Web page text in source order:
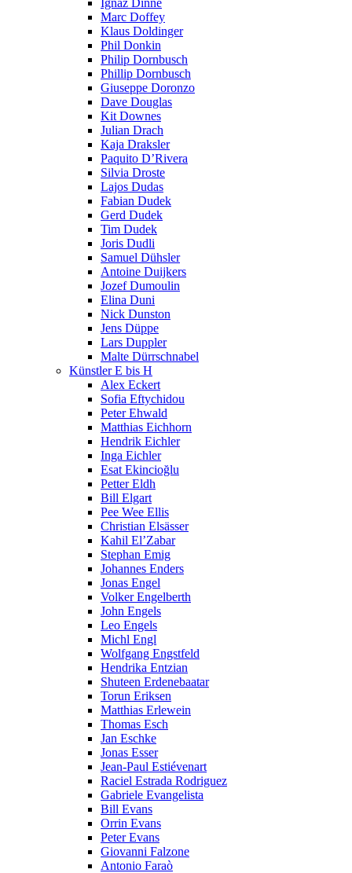
Ignaz Dinné
Marc Doffey
Klaus Doldinger
Phil Donkin
Philip Dornbusch
Phillip Dornbusch
Giuseppe Doronzo
Dave Douglas
Kit Downes
Julian Drach
Kaja Draksler
Paquito D’Rivera
Silvia Droste
Lajos Dudas
Fabian Dudek
Gerd Dudek
Tim Dudek
Joris Dudli
Samuel Dühsler
Antoine Duijkers
Jozef Dumoulin
Elina Duni
Nick Dunston
Jens Düppe
Lars Duppler
Malte Dürrschnabel
Künstler E bis H
Alex Eckert
Sofia Eftychidou
Peter Ehwald
Matthias Eichhorn
Hendrik Eichler
Inga Eichler
Esat Ekincioğlu
Petter Eldh
Bill Elgart
Pee Wee Ellis
Christian Elsässer
Kahil El’Zabar
Stephan Emig
Johannes Enders
Jonas Engel
Volker Engelberth
John Engels
Leo Engels
Michl Engl
Wolfgang Engstfeld
Hendrika Entzian
Shuteen Erdenebaatar
Torun Eriksen
Matthias Erlewein
Thomas Esch
Jan Eschke
Jonas Esser
Jean-Paul Estiévenart
Raciel Estrada Rodriguez
Gabriele Evangelista
Bill Evans
Orrin Evans
Peter Evans
Giovanni Falzone
Antonio Faraò